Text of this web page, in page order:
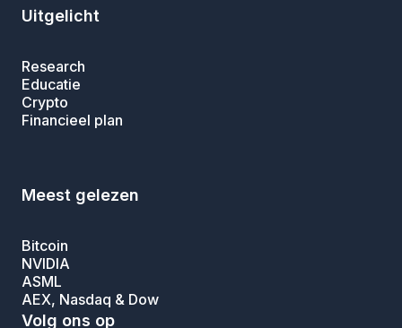
Uitgelicht
Research
Educatie
Crypto
Financieel plan
Meest gelezen
Bitcoin
NVIDIA
ASML
AEX, Nasdaq & Dow
Volg ons op